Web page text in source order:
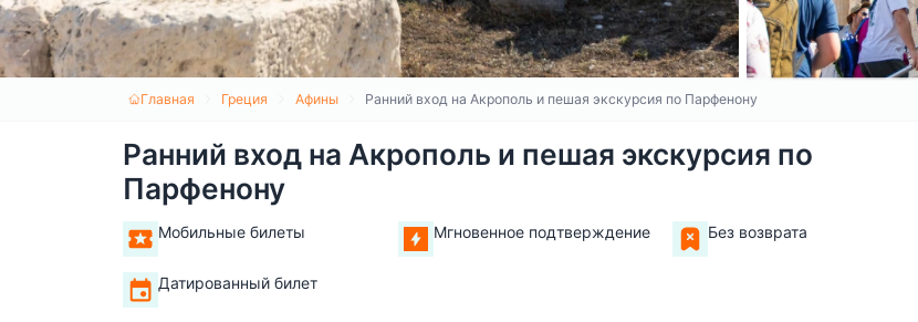
Главная Греция Афины Ранний вход на Акрополь и пешая экскурсия по Парфенону
Ранний вход на Акрополь и пешая экскурсия по
Парфенону
Мобильные билеты Мгновенное подтверждение Без возврата
Датированный билет